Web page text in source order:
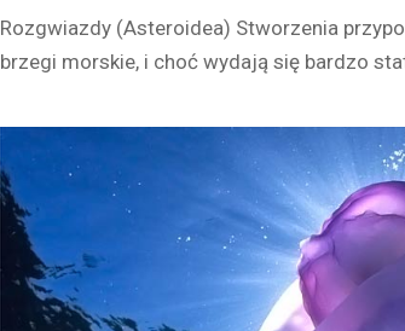
Rozgwiazdy (Asteroidea) Stworzenia
brzegi morskie, i choć wydają się bardzo